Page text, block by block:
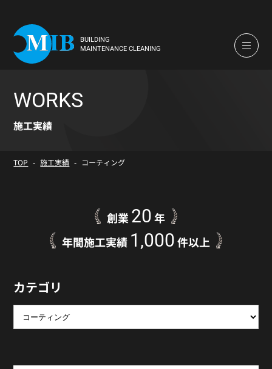
BUILDING
MAINTENANCE CLEANING
WORKS
施工実績
TOP 施工実績 コーティング
創業 20年
年間施工実績 1,000件以上
カテゴリ